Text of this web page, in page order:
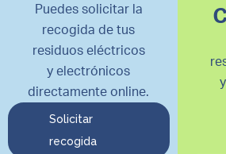
Puedes solicitar la
recogida de tus
residuos eléctricos
y electrónicos
directamente online.
Solicitar
recogida